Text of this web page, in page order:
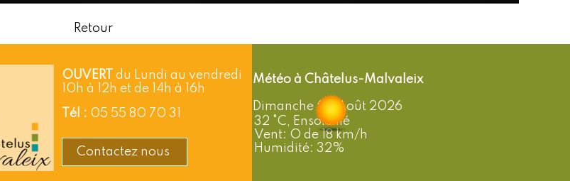
Retour
OUVERT
du Lundi au vendredi
10h à 12h et de 14h à 16h
Tél : 05 55 80 70 31
Contactez nous
Châtelus-Malvaleix
Dimanche 09 Août 2026
32 °C, Ensoleillé
Vent: O de 18 km/h
Humidité: 32%